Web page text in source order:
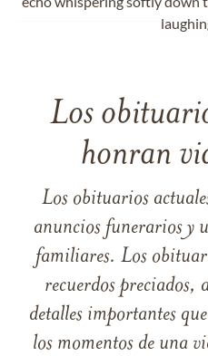
Los
honran
Los obituarios
anuncios funerarios y
familiares. Los
recuerdos preciados,
detalles importantes
los momentos de una